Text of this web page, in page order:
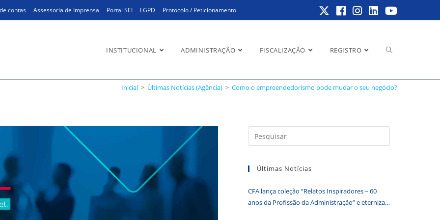
contas Assessoria de Imprensa Portal SEI LGPD Protocolo / Peticionamento
INSTITUCIONAL ADMINISTRAÇÃO FISCALIZAÇÃO REGISTRO Alternar
do
pode mudar o seu negócio?
Inicial > Últimas Notícias (Agência) > Como o empreendedorismo pode mudar o seu negócio?
a
o
Últimas Notícias
CFA lança coleção “Relatos Inspiradores – 60
anos da Profissão da Administração” e eterniza